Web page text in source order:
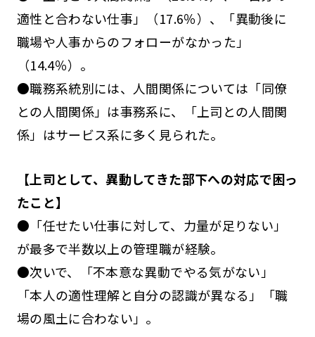
適性と合わない仕事」（17.6％）、「異動後に
職場や人事からのフォローがなかった」
（14.4％）。
●職務系統別には、人間関係については「同僚
との人間関係」は事務系に、「上司との人間関
係」はサービス系に多く見られた。
【上司として、異動してきた部下への対応で困っ
たこと】
●「任せたい仕事に対して、力量が足りない」
が最多で半数以上の管理職が経験。
●次いで、「不本意な異動でやる気がない」
「本人の適性理解と自分の認識が異なる」「職
場の風土に合わない」。